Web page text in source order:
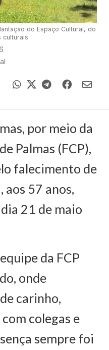
do Espaço Cultural, do
culturais
por meio da
Palmas (FCP),
falecimento de
57 anos,
21 de maio
da FCP
onde
carinho,
colegas e
sempre foi